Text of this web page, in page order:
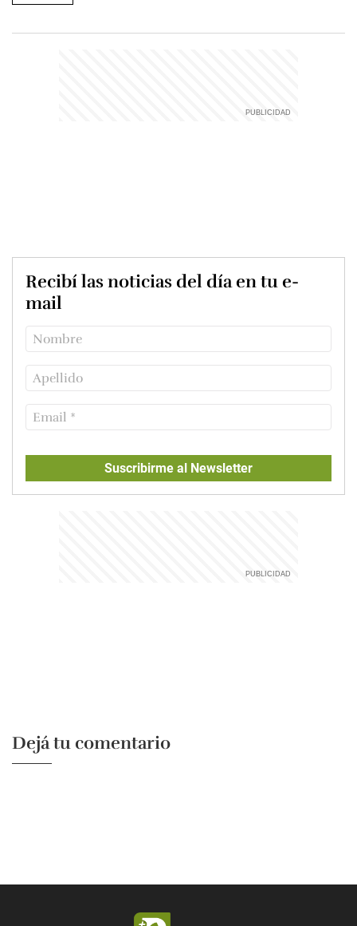
Recibí las noticias del día en tu e-
mail
Suscribirme al Newsletter
Dejá tu comentario